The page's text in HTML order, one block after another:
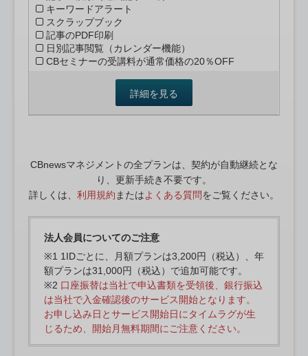
キーワードアラート
スクラップブック
記事のPDF印刷
日別記事閲覧（カレンダー機能）
CBセミナーの受講料が通常価格の20％OFF
詳細を見る
CBnewsマネジメントの全プランは、契約が自動継続とな
り、更新手続き不要です。
詳しくは、 利用規約 またはよくある質問をご覧ください。
法人会員についてのご注意
※1 1IDごとに、月額プランは3,200円（税込）、年
額プランは31,000円（税込）で追加可能です。
※2 口座振替は当社で申込書類を受領後、銀行振込
は当社で入金確認後のサービス開始となります。
お申し込み日とサービス開始日にタイムラグが生
じるため、開始月無料期間にご注意ください。